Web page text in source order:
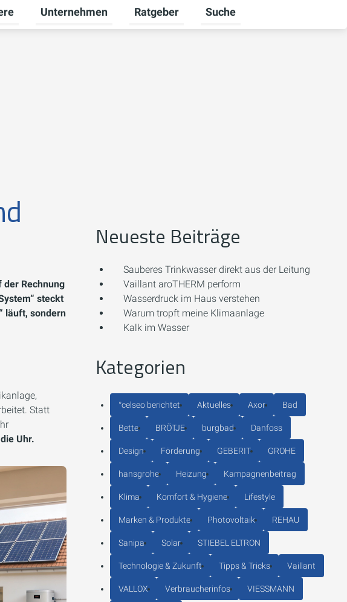
für Gewerbekunden umschalten
Untermenü für Karriere umschalten
Unternehmen
Untermenü für Unternehmen umschalten
Ratgeber
Untermenü für Ratgeber
Suche
der Rechnung
steckt
läuft, sondern
Statt
Uhr.
Neueste Beiträge
Sauberes Trinkwasser direkt aus der Leitung
Vaillant aroTHERM perform
Wasserdruck im Haus verstehen
Warum tropft meine Klimaanlage
Kalk im Wasser
Kategorien
°celseo berichtet Aktuelles Axor Bad
Bette BRÖTJE burgbad Danfoss
Design Förderung GEBERIT GROHE
hansgrohe Heizung Kampagnenbeitrag
Klima Komfort & Hygiene Lifestyle
Marken & Produkte Photovoltaik REHAU
Sanipa Solar STIEBEL ELTRON
Technologie & Zukunft Tipps & Tricks Vaillant
VALLOX Verbraucherinfos VIESSMANN